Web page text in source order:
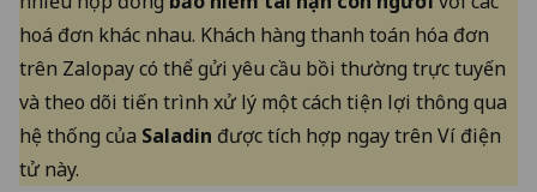
hoá đơn khác nhau. Khách hàng thanh toán hóa đơn
trên Zalopay có thể gửi yêu cầu bồi thường trực tuyến
và theo dõi tiến trình xử lý một cách tiện lợi thông qua
hệ thống của Saladin được tích hợp ngay trên Ví điện
tử này.